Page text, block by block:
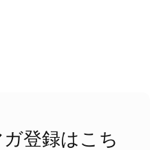
悪さを感じ、とても使用できる
きかったです。 私は今後こちら
じような思いをする購入者が出
ガ登録はこち